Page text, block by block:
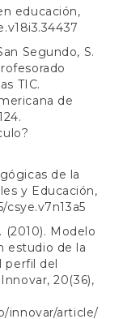
educación,
Segundo, S.
TIC.
de
de la
y Educación,
csye.v7n13a5
(2010). Modelo
estudio de la
perfil del
20(36),
innovar/article/